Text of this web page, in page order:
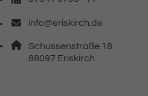
Faxnummer: 0 7 5 4 1 9 7 0 8 7 7
info@eriskirch.de
E-Mail Adresse: info@eriskirch.de
Adresse:
Schussenstraße 18
88097 , 8 8 0 9 7
Eriskirch